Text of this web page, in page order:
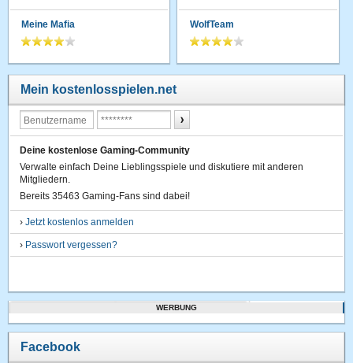
Meine Mafia WolfTeam
Mein kostenlosspielen.net
Deine kostenlose Gaming-Community
Verwalte einfach Deine Lieblingsspiele und diskutiere mit anderen
Mitgliedern.
Bereits 35463 Gaming-Fans sind dabei!
›Jetzt kostenlos anmelden
› Passwort vergessen?
WERBUNG
Facebook